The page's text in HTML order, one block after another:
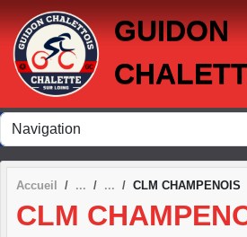
GUIDON
Accueil CLM CHAMPENOIS
CLM
Panneau de gestion des cookies